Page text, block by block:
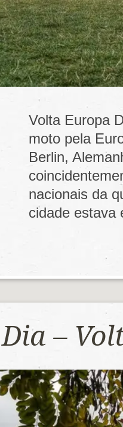
Volta Europa
moto pela
Berlin,
nacionais da
cidade
Dia –